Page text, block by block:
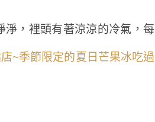
，裡頭有著涼涼的冷氣，每